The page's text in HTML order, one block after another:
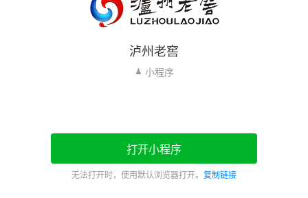
泸州老窖
小程序
打开小程序
无法打开时，使用默认浏览器打开。 复制链接